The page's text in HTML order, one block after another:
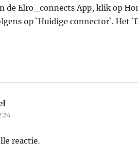
de Elro_connects App, klik op
op `Huidige connector`. Het
reactie.